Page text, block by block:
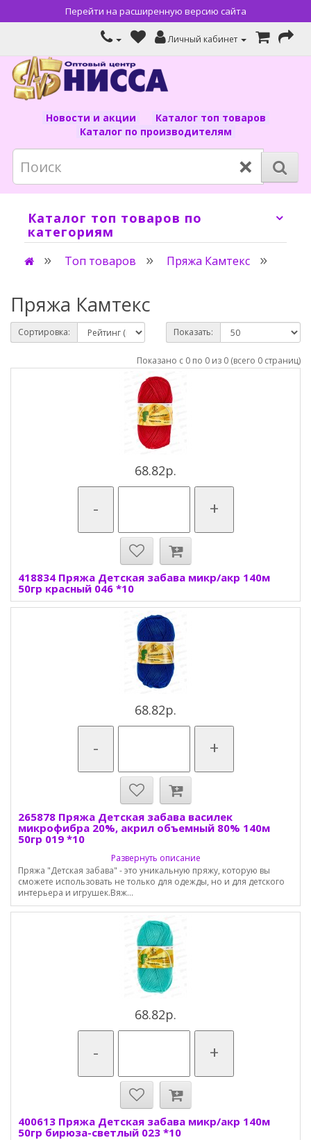
Перейти на расширенную версию сайта
Личный кабинет
Новости и акции
Каталог топ товаров
Каталог по производителям
×
Каталог топ товаров по
категориям
Топ товаров Пряжа Камтекс
Пряжа Камтекс
Сортировка: Показать:
Показано с 0 по 0 из 0 (всего 0 страниц)
68.82р.
- +
418834 Пряжа Детская забава микр/акр 140м
50гр красный 046 *10
68.82р.
- +
265878 Пряжа Детская забава василек
микрофибра 20%, акрил объемный 80% 140м
50гр 019 *10
Развернуть описание
Пряжа "Детская забава" - это уникальную пряжу, которую вы
сможете использовать не только для одежды, но и для детского
интерьера и игрушек.Вяж...
68.82р.
- +
400613 Пряжа Детская забава микр/акр 140м
50гр бирюза-светлый 023 *10